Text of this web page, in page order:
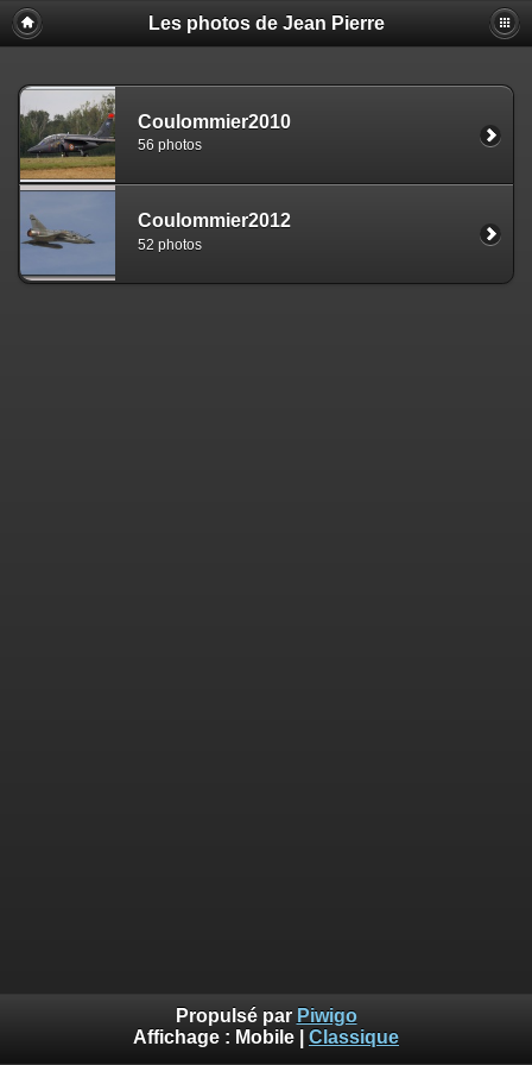
Les photos de Jean Pierre
Coulommier2010
56 photos
Coulommier2012
52 photos
Propulsé par Piwigo
Affichage : Mobile Classique